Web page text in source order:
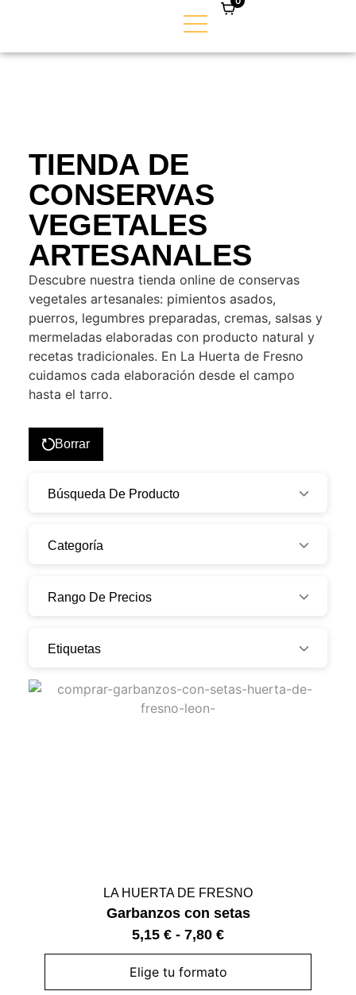
TIENDA DE
CONSERVAS
VEGETALES
ARTESANALES
Descubre nuestra tienda online de conservas
vegetales artesanales: pimientos asados,
puerros, legumbres preparadas, cremas, salsas y
mermeladas elaboradas con producto natural y
recetas tradicionales. En La Huerta de Fresno
cuidamos cada elaboración desde el campo
hasta el tarro.
Búsqueda De Producto
Rango De Precios
Categoría
Etiquetas
Borrar
LA HUERTA DE FRESNO
Garbanzos con setas
5,15 € - 7,80 €
Elige tu formato